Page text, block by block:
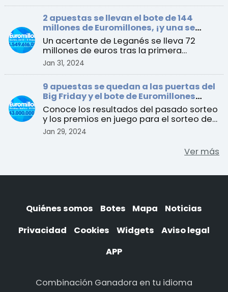
2 apuestas se llevan el bote de 144
millones de Euromillones, ¡y una se
queda en España!
Un acertante de Leganés se lleva 72
millones de euros tras la primera
Jan 31, 2024
9 apuestas se quedan a las puertas del
Big Friday y el bote de Euromillones
alcanza los 143 millones de euros
Conoce los resultados del pasado sorteo
y los premios en juego para el sorteo del
martes 30 de enero
Jan 29, 2024
Ver más
Quiénes somos Botes Mapa
Noticias
Privacidad
Cookies Widgets
Aviso legal
APP
Combinación Ganadora en tu idioma